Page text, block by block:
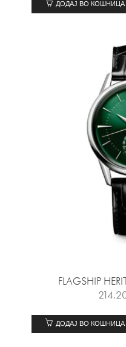
ДОДАЈ ВО КОШНИЦА
FLAGSHIP
ДОДАЈ ВО КОШНИЦА